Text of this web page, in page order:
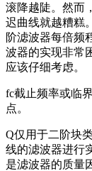
滚降越陡。然而
迟曲线就越糟糕
阶滤波器每倍频
波器的实现非常
应该仔细考虑。
fc截止频率或临
点。
Q仅用于二阶块
线的滤波器进行
是滤波器的质量